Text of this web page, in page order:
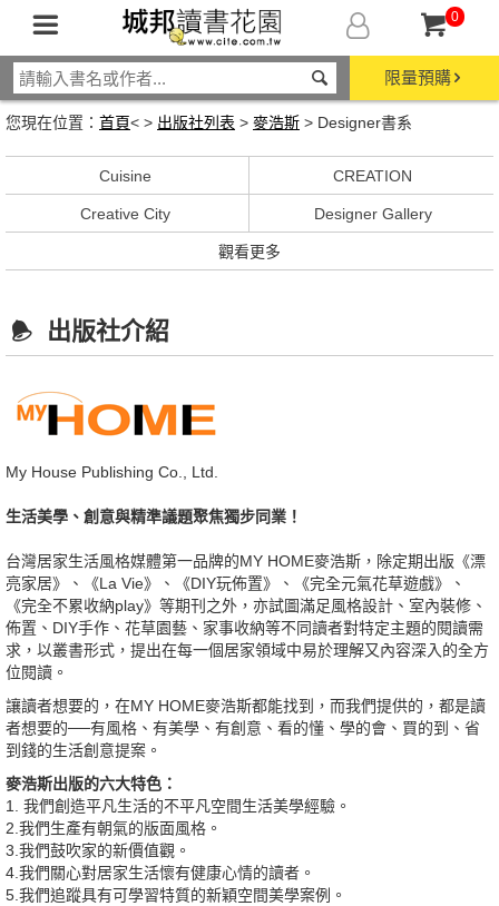
0
限量預購
您現在位置： 首頁< > 出版社列表 > 麥浩斯 > Designer書系
Cuisine CREATION
Creative City Designer Gallery
觀看更多
出版社介紹
My House Publishing Co., Ltd.
生活美學、創意與精準議題聚焦獨步同業！
台灣居家生活風格媒體第一品牌的MY HOME麥浩斯，除定期出版《漂
亮家居》、《La Vie》、《DIY玩佈置》、《完全元氣花草遊戲》、
《完全不累收納play》等期刊之外，亦試圖滿足風格設計、室內裝修、
佈置、DIY手作、花草園藝、家事收納等不同讀者對特定主題的閱讀需
求，以叢書形式，提出在每一個居家領域中易於理解又內容深入的全方
位閱讀。
讓讀者想要的，在MY HOME麥浩斯都能找到，而我們提供的，都是讀
者想要的──有風格、有美學、有創意、看的懂、學的會、買的到、省
到錢的生活創意提案。
麥浩斯出版的六大特色：
1. 我們創造平凡生活的不平凡空間生活美學經驗。
2.我們生產有朝氣的版面風格。
3.我們鼓吹家的新價值觀。
4.我們關心對居家生活懷有健康心情的讀者。
5.我們追蹤具有可學習特質的新穎空間美學案例。